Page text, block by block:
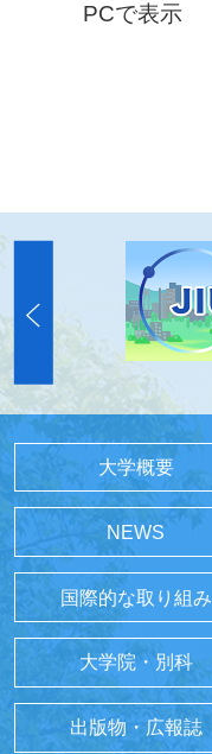
PCで表示
大学概要
NEWS
国際的な取り組み
大学院・別科
出版物・広報誌